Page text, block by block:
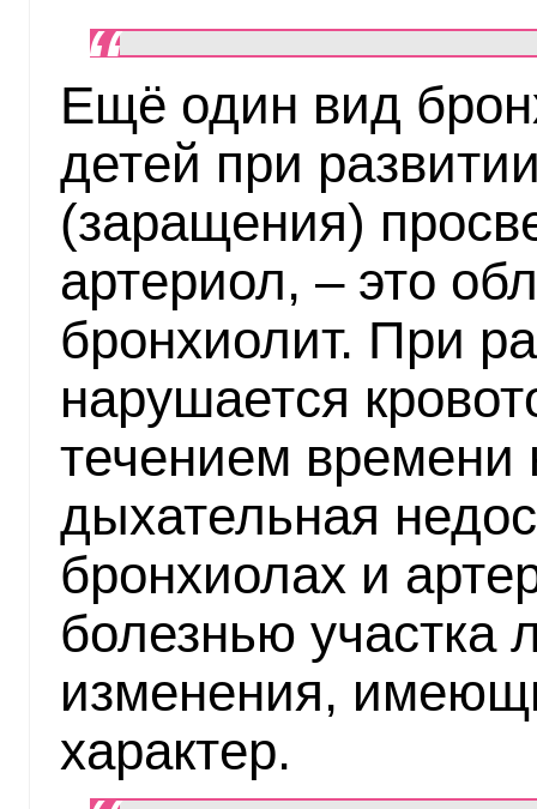
Ещё один вид
детей при
(заращения)
артериол, – это
бронхиолит. При
нарушается
течением времени
дыхательная
бронхиолах и
болезнью участка
изменения,
характер.